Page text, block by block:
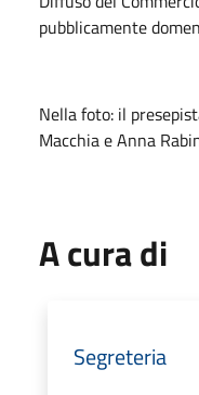
pubblicamente
Nella foto: il
Macchia e Anna
A cura di
Segreteria